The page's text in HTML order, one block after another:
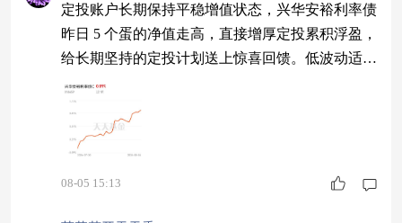
定投账户长期保持平稳增值状态，兴华安裕利率债
昨日 5 个蛋的净值走高，直接增厚定投累积浮盈，
给长期坚持的定投计划送上惊喜回馈。低波动适配
定投复利逻辑，票息持续滚存积累本金，行情拉升
放大定投整体收益，长久坚持迎来正向回馈。$兴
华安裕利率债C$
08-05 15:13